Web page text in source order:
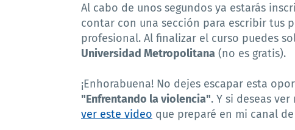
Al cabo de unos segundos ya estarás
contar con una sección para escribir tus
profesional. Al finalizar el curso puedes
Universidad Metropolitana (no es gratis).
¡Enhorabuena! No dejes escapar esta
"Enfrentando la violencia". Y si deseas
ver este video que preparé en mi canal